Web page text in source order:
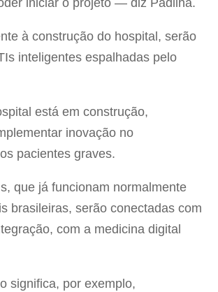
iniciar o projeto — diz Padilha.
à construção do hospital, serão
inteligentes espalhadas pelo
está em construção,
inovação no
pacientes graves.
que já funcionam normalmente
brasileiras, serão conectadas com
com a medicina digital
significa, por exemplo,